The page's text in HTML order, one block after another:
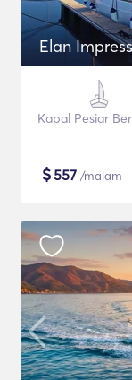
Elan
Kapal Pesiar
$557 /malam